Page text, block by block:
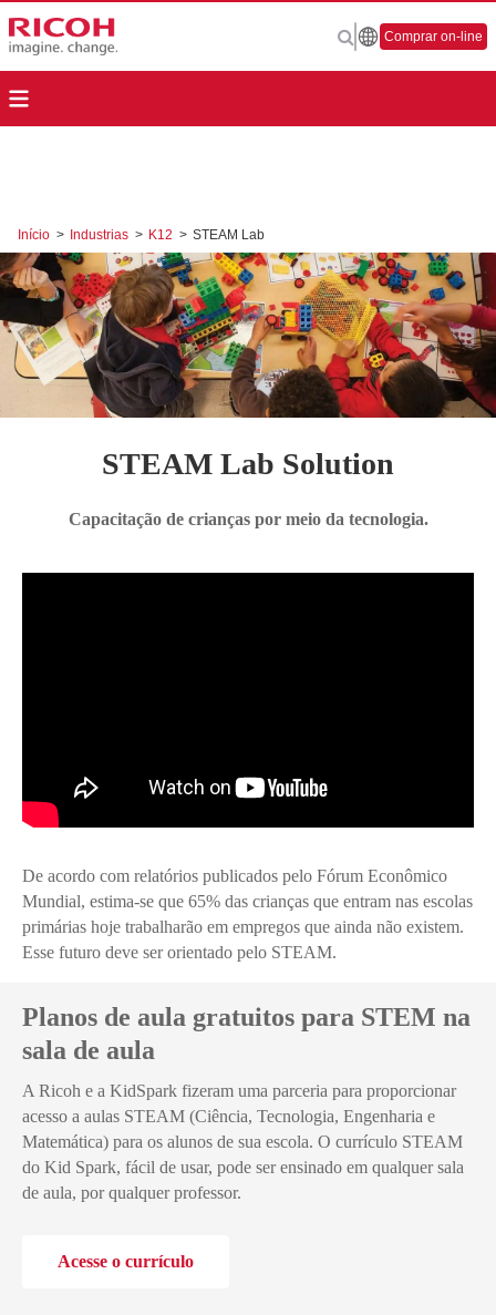
Comprar on-line
Início > Industrias > K12 > STEAM Lab
STEAM Lab Solution
Capacitação de crianças por meio da tecnologia.
De acordo com relatórios publicados pelo Fórum Econômico
Mundial, estima-se que 65% das crianças que entram nas escolas
primárias hoje trabalharão em empregos que ainda não existem.
Esse futuro deve ser orientado pelo STEAM.
Planos de aula gratuitos para STEM na
sala de aula
A Ricoh e a KidSpark fizeram uma parceria para proporcionar
acesso a aulas STEAM (Ciência, Tecnologia, Engenharia e
Matemática) para os alunos de sua escola. O currículo STEAM
do Kid Spark, fácil de usar, pode ser ensinado em qualquer sala
de aula, por qualquer professor.
Acesse o currículo